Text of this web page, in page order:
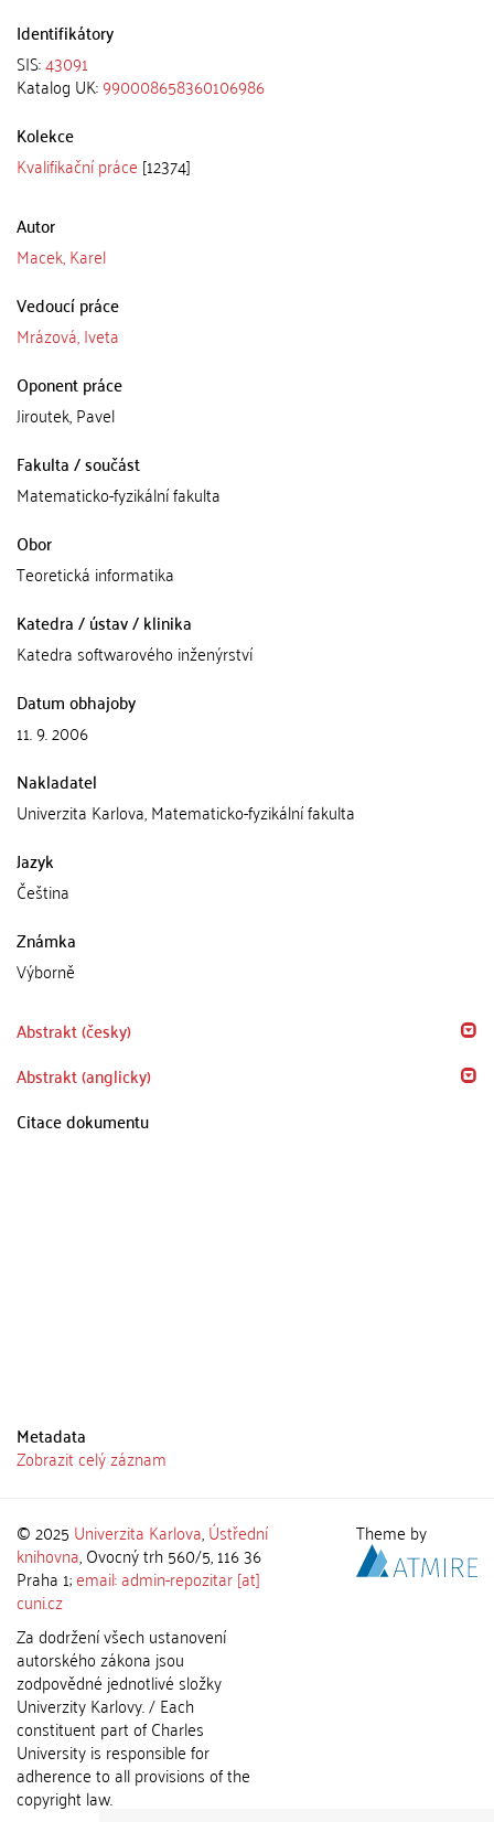
Identifikátory
SIS:43091
Katalog UK:990008658360106986
Kolekce
Kvalifikační práce [12374]
Autor
Macek, Karel
Vedoucí práce
Mrázová, Iveta
Oponent práce
Jiroutek, Pavel
Fakulta / součást
Matematicko-fyzikální fakulta
Obor
Teoretická informatika
Katedra / ústav / klinika
Katedra softwarového inženýrství
Datum obhajoby
11. 9. 2006
Nakladatel
Univerzita Karlova, Matematicko-fyzikální fakulta
Jazyk
Čeština
Známka
Výborně
Abstrakt (česky)
Abstrakt (anglicky)
Citace dokumentu
Metadata
Zobrazit celý záznam
© 2025 Univerzita Karlova,Ústřední
knihovna, Ovocný trh 560/5, 116 36
Praha 1;email: admin-repozitar [at]
cuni.cz
Za dodržení všech ustanovení
autorského zákona jsou
zodpovědné jednotlivé složky
Univerzity Karlovy. / Each
constituent part of Charles
University is responsible for
adherence to all provisions of the
copyright law.
Theme by